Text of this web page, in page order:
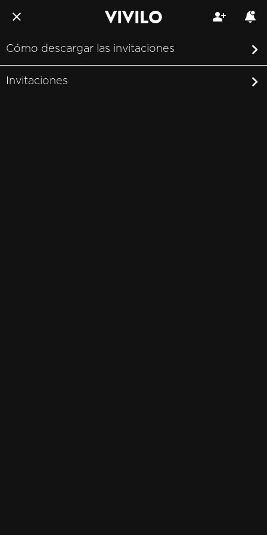
VIVILO
Cómo descargar las invitaciones
Invitaciones